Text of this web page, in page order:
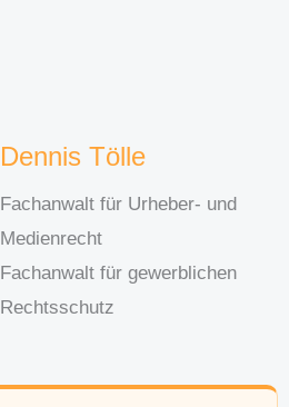
Dennis Tölle
Fachanwalt für Urheber- und
Medienrecht
Fachanwalt für gewerblichen
Rechtsschutz